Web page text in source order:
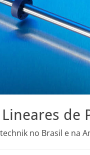
de
no Brasil e na